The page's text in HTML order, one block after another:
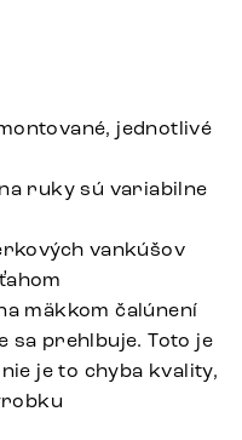
jednotlivé
ruky sú variabilne
vankúšov
mäkkom čalúnení
sa prehlbuje. Toto je
je to chyba kvality,